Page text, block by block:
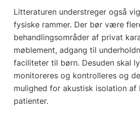
Litteraturen understreger også
fysiske rammer. Der bør være
behandlingsområder af privat
møblement, adgang til
faciliteter til børn. Desuden skal
monitoreres og kontrolleres og
mulighed for akustisk isolation af
patienter.